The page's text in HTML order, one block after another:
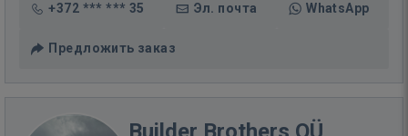
+372 *** *** 35 Эл. почта WhatsApp
Предложить заказ